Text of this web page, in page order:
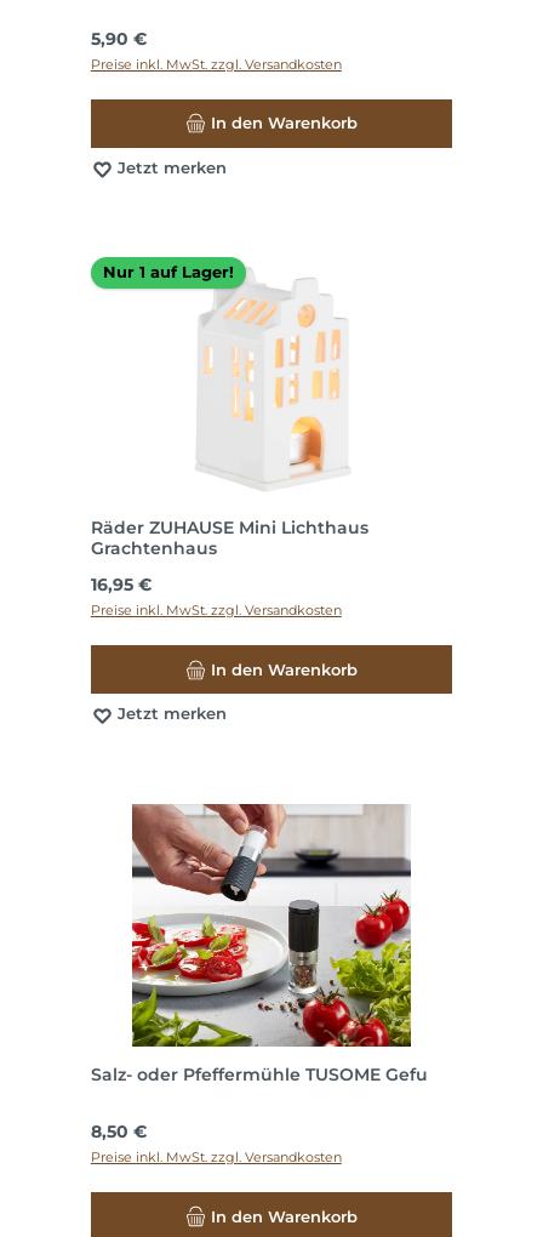
Regulärer Preis:
5,90 €
Preise inkl. MwSt. zzgl. Versandkosten
In den Warenkorb
Jetzt merken
Nur 1 auf Lager!
Räder ZUHAUSE Mini Lichthaus
Grachtenhaus
Regulärer Preis:
16,95 €
Preise inkl. MwSt. zzgl. Versandkosten
In den Warenkorb
Jetzt merken
Salz- oder Pfeffermühle TUSOME Gefu
Regulärer Preis:
8,50 €
Preise inkl. MwSt. zzgl. Versandkosten
In den Warenkorb